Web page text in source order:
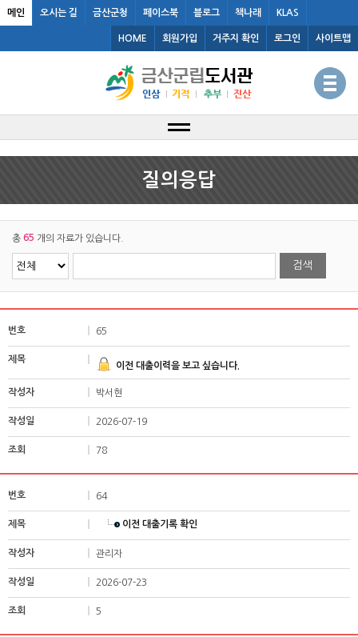
메인 오시는 길 금산군청 페이스북 블로그 책나래 KLAS
HOME 회원가입 거주지 확인 로그인 사이트맵
질의응답
총 65 개의 자료가 있습니다.
65
이전 대출이력을 보고 싶습니다.
박서현
2026-07-19
78
64
이전 대출기록 확인
관리자
2026-07-23
5